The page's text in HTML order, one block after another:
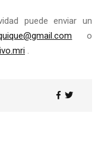
puede enviar un
o
.